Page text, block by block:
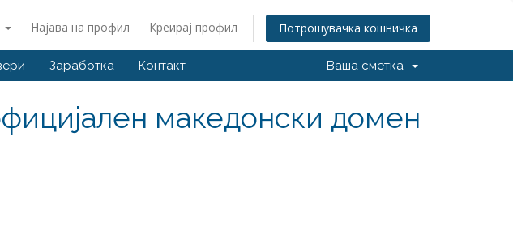
Најава на профил Креирај профил Потрошувачка кошничка
Заработка Контакт Ваша сметка
македонски домен